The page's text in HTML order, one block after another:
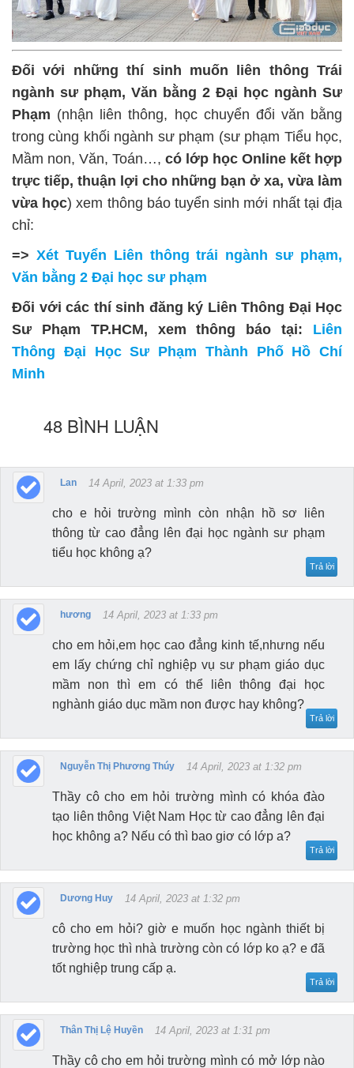
Đối với những thí sinh muốn liên thông Trái
ngành sư phạm, Văn bằng 2 Đại học ngành Sư
Phạm (nhận liên thông, học chuyển đổi văn bằng
trong cùng khối ngành sư phạm (sư phạm Tiểu học,
Mầm non, Văn, Toán…, có lớp học Online kết hợp
trực tiếp, thuận lợi cho những bạn ở xa, vừa làm
vừa học) xem thông báo tuyển sinh mới nhất tại địa
chỉ:
=> Xét Tuyển Liên thông trái ngành sư phạm,
Văn bằng 2 Đại học sư phạm
Đối với các thí sinh đăng ký Liên Thông Đại Học
Sư Phạm TP.HCM, xem thông báo tại:
Liên
Thông Đại Học Sư Phạm Thành Phố Hồ Chí
Minh
48 BÌNH LUẬN
Lan 14 April, 2023 at 1:33 pm
cho e hỏi trường mình còn nhận hồ sơ liên
thông từ cao đẳng lên đại học ngành sư phạm
tiểu học không ạ?
Trả lời
hương 14 April, 2023 at 1:33 pm
cho em hỏi,em học cao đẳng kinh tế,nhưng nếu
em lấy chứng chỉ nghiệp vụ sư phạm giáo dục
mầm non thì em có thể liên thông đại học
nghành giáo dục mầm non được hay không?
Trả lời
Nguyễn Thị Phương Thúy 14 April, 2023 at 1:32 pm
Thầy cô cho em hỏi trường mình có khóa đào
tạo liên thông Việt Nam Học từ cao đẳng lên đại
học không a? Nếu có thì bao giơ có lớp a?
Trả lời
Dương Huy 14 April, 2023 at 1:32 pm
cô cho em hỏi? giờ e muốn học ngành thiết bị
trường học thì nhà trường còn có lớp ko ạ? e đã
tốt nghiệp trung cấp ạ.
Trả lời
Thân Thị Lệ Huyền 14 April, 2023 at 1:31 pm
Thầy cô cho em hỏi trường mình có mở lớp nào